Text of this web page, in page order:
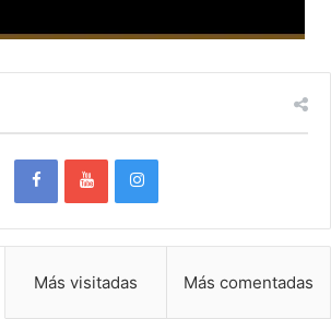
Más visitadas Más comentadas